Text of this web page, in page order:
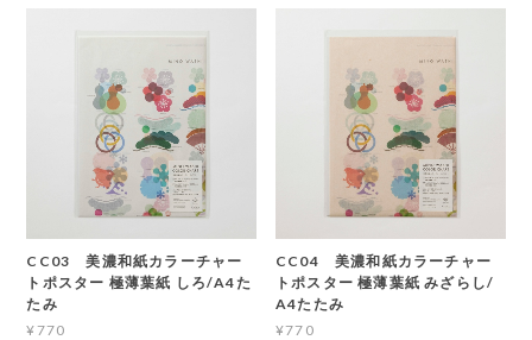
CC03 美濃和紙カラーチャー
トポスター 極薄葉紙 しろ/A4た
たみ
¥770
CC04 美濃和紙カラーチャー
トポスター 極薄葉紙 みざらし/
A4たたみ
¥770